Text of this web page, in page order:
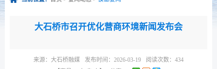
大石桥市召开优化营商环境新闻发布会
来源： 大石桥融媒 发布时间：2026-03-19 阅读次数： 434